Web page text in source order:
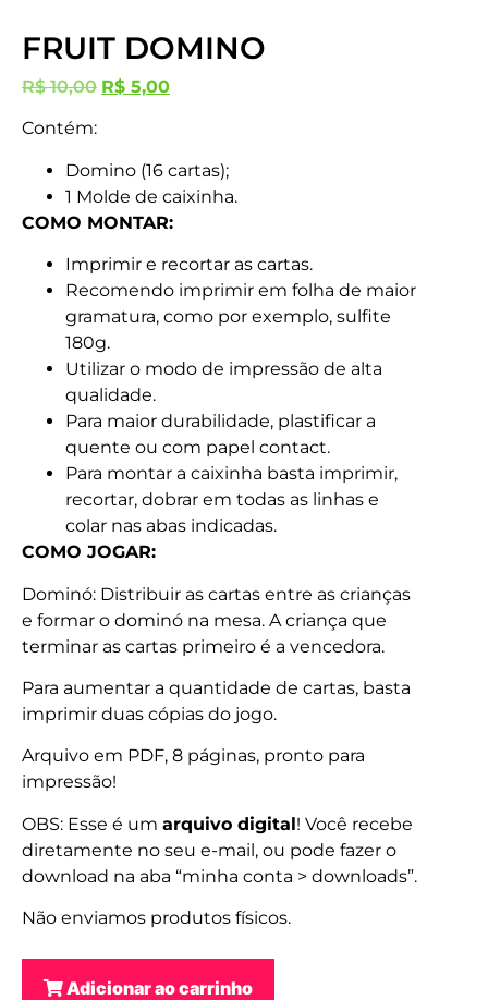
FRUIT DOMINO
R$10,00 R$ 5,00
Contém:
Domino (16 cartas);
1 Molde de caixinha.
COMO MONTAR:
Imprimir e recortar as cartas.
Recomendo imprimir em folha de maior
gramatura, como por exemplo, sulfite
180g.
Utilizar o modo de impressão de alta
qualidade.
Para maior durabilidade, plastificar a
quente ou com papel contact.
Para montar a caixinha basta imprimir,
recortar, dobrar em todas as linhas e
colar nas abas indicadas.
COMO JOGAR:
Dominó: Distribuir as cartas entre as crianças
e formar o dominó na mesa. A criança que
terminar as cartas primeiro é a vencedora.
Para aumentar a quantidade de cartas, basta
imprimir duas cópias do jogo.
Arquivo em PDF, 8 páginas, pronto para
impressão!
OBS: Esse é um arquivo digital! Você recebe
diretamente no seu e-mail, ou pode fazer o
download na aba “minha conta > downloads”.
Não enviamos produtos físicos.
Adicionar ao carrinho